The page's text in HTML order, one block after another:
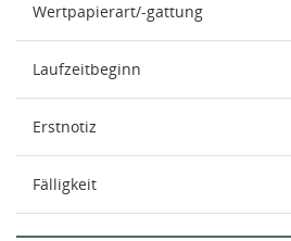
Wertpapierart/-gattung
Laufzeitbeginn
Erstnotiz
Fälligkeit